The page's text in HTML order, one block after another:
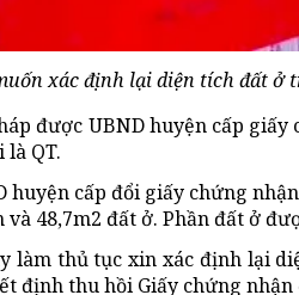
xác định lại diện tích đất ở
được UBND huyện cấp
QT.
huyện cấp đổi giấy chứng
và 48,7m2 đất ở. Phần đất ở
làm thủ tục xin xác định lại
định thu hồi Giấy chứng